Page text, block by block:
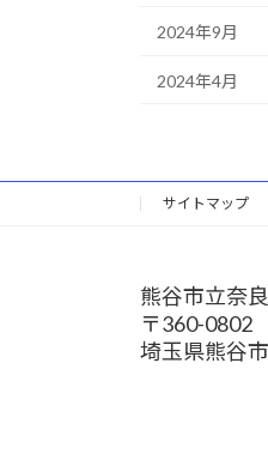
2024年9月
2024年4月
サイトマップ
熊谷市立奈
〒360-0802
埼玉県熊谷